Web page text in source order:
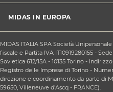
CONDIZIONI PROMOZIONI
Sconti Convenzioni
Privacy policy
Condizioni Generali di Vendita
Contattaci
Responsabilità sociale d'impresa
Cookie Policy
Revisione
Cambio gomme stagionale
Cinghia di distribuzione
Ricarica clima
Sostituzione batteria
Sostituzione ammortizzatori
MIDAS IN EUROPA
Midas Spagna
Midas Belgio
Midas Portogallo
MIDAS ITALIA SPA Società
fiscale e Partita IVA IT10919280155 -
Sovietica 612/15A - 10135 Torino -
Registro delle Imprese di Torino -
direzione e coordinamento da parte di
59650, Villeneuve d'Ascq - FRANCE).